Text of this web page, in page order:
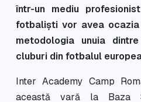
într-un mediu
fotbaliști vor avea
metodologia unuia
cluburi din fotbalul
Inter Academy Camp
această vară la Baza